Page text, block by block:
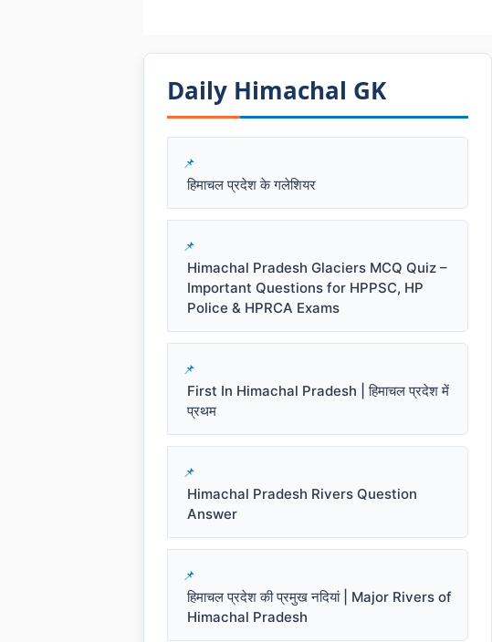
Daily Himachal GK​​
हिमाचल प्रदेश के गलेशियर
Himachal Pradesh Glaciers MCQ Quiz –
Important Questions for HPPSC, HP
Police & HPRCA Exams
First In Himachal Pradesh | हिमाचल प्रदेश में
प्रथम
Himachal Pradesh Rivers Question
Answer
हिमाचल प्रदेश की प्रमुख नदियां | Major Rivers of
Himachal Pradesh